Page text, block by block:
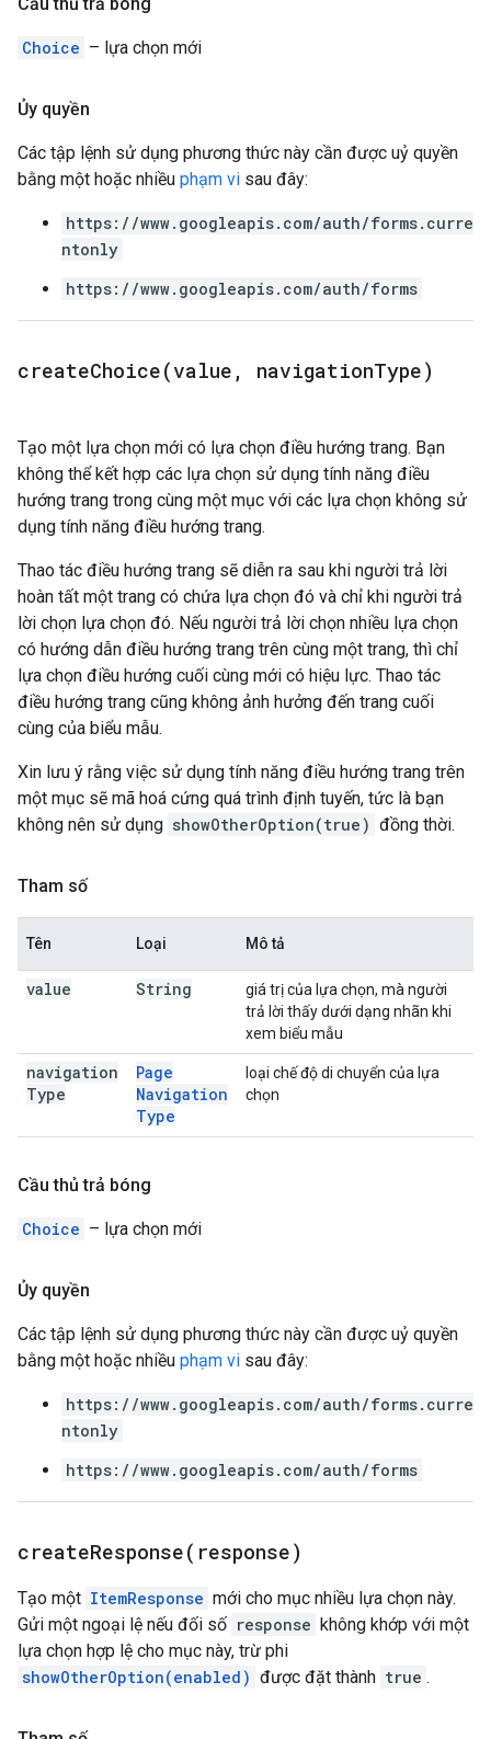
Choice – lựa chọn mới
Ủy quyền
Các tập lệnh sử dụng phương thức này cần được uỷ quyền
bằng một hoặc nhiều phạm vi sau đây:
https://www.googleapis.com/auth/forms.curre
ntonly
https://www.googleapis.com/auth/forms
createChoice(value , navigationType)
Tạo một lựa chọn mới có lựa chọn điều hướng trang. Bạn
không thể kết hợp các lựa chọn sử dụng tính năng điều
hướng trang trong cùng một mục với các lựa chọn không sử
dụng tính năng điều hướng trang.
Thao tác điều hướng trang sẽ diễn ra sau khi người trả lời
hoàn tất một trang có chứa lựa chọn đó và chỉ khi người trả
lời chọn lựa chọn đó. Nếu người trả lời chọn nhiều lựa chọn
có hướng dẫn điều hướng trang trên cùng một trang, thì chỉ
lựa chọn điều hướng cuối cùng mới có hiệu lực. Thao tác
điều hướng trang cũng không ảnh hưởng đến trang cuối
cùng của biểu mẫu.
Xin lưu ý rằng việc sử dụng tính năng điều hướng trang trên
một mục sẽ mã hoá cứng quá trình định tuyến, tức là bạn
không nên sử dụng showOtherOption(true) đồng thời.
Tham số
Tên Loại Mô tả
value String
giá trị của lựa chọn, mà người
trả lời thấy dưới dạng nhãn khi
xem biểu mẫu
navigation
Type
Page
Navigation
Type
loại chế độ di chuyển của lựa
chọn
Cầu thủ trả bóng
Choice – lựa chọn mới
Ủy quyền
Các tập lệnh sử dụng phương thức này cần được uỷ quyền
bằng một hoặc nhiều phạm vi sau đây:
https://www.googleapis.com/auth/forms.curre
ntonly
https://www.googleapis.com/auth/forms
createResponse( response)
Tạo một ItemResponse mới cho mục nhiều lựa chọn này.
Gửi một ngoại lệ nếu đối số response không khớp với một
lựa chọn hợp lệ cho mục này, trừ phi
showOtherOption(enabled) được đặt thành true .